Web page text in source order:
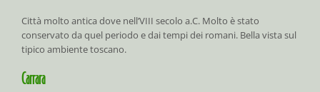
Città molto antica dove nell’VIII secolo a.C. Molto è stato
conservato da quel periodo e dai tempi dei romani. Bella vista sul
tipico ambiente toscano.
Carrara